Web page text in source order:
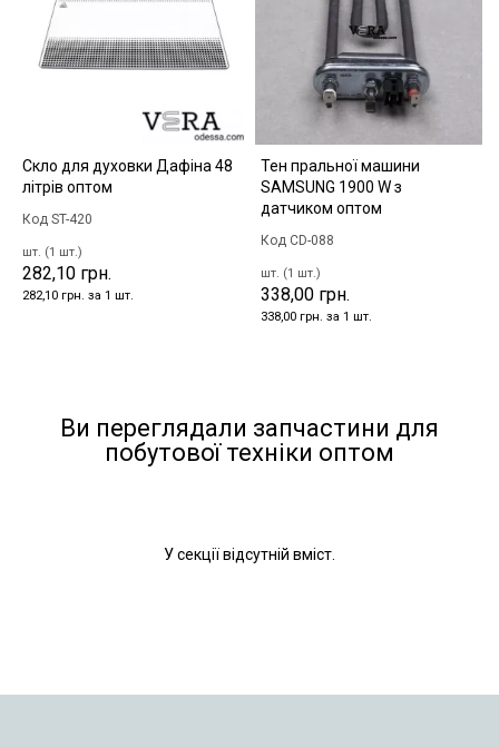
Скло для духовки Дафіна 48
літрів оптом
Код ST-420
шт. (1 шт.)
282,10 грн.
282,10 грн. за 1 шт.
Тен пральної машини
SAMSUNG 1900 W з
датчиком оптом
Код CD-088
шт. (1 шт.)
338,00 грн.
338,00 грн. за 1 шт.
Ви переглядали запчастини для
побутової техніки оптом
У секції відсутній вміст.